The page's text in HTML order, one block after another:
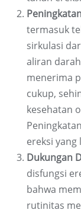
termasuk
sirkulasi
aliran
menerima
cukup,
kesehatan
ereksi yang
Dukungan
disfungsi
bahwa
rutinitas